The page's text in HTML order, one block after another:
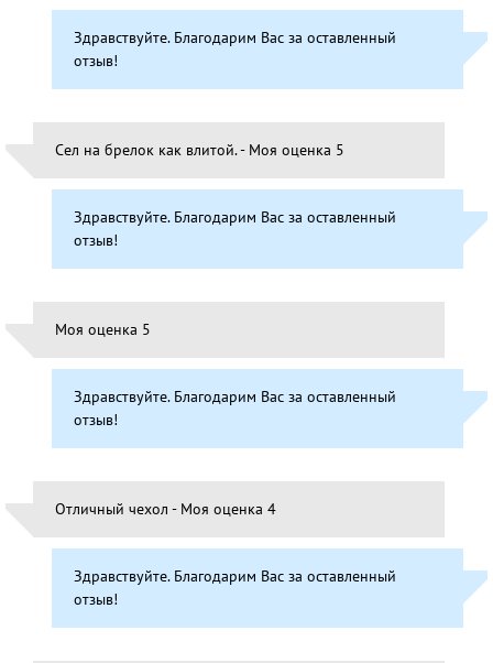
Здравствуйте. Благодарим Вас за оставленный
отзыв!
Сел на брелок как влитой. - Моя оценка 5
Здравствуйте. Благодарим Вас за оставленный
отзыв!
Моя оценка 5
Здравствуйте. Благодарим Вас за оставленный
отзыв!
Отличный чехол - Моя оценка 4
Здравствуйте. Благодарим Вас за оставленный
отзыв!